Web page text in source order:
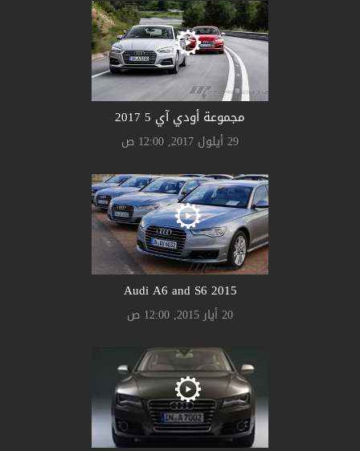
مجموعة أودي آي 5 2017
29 أيلول 2017, 12:00 ص
Audi A6 and S6 2015
20 أيار 2015, 12:00 ص